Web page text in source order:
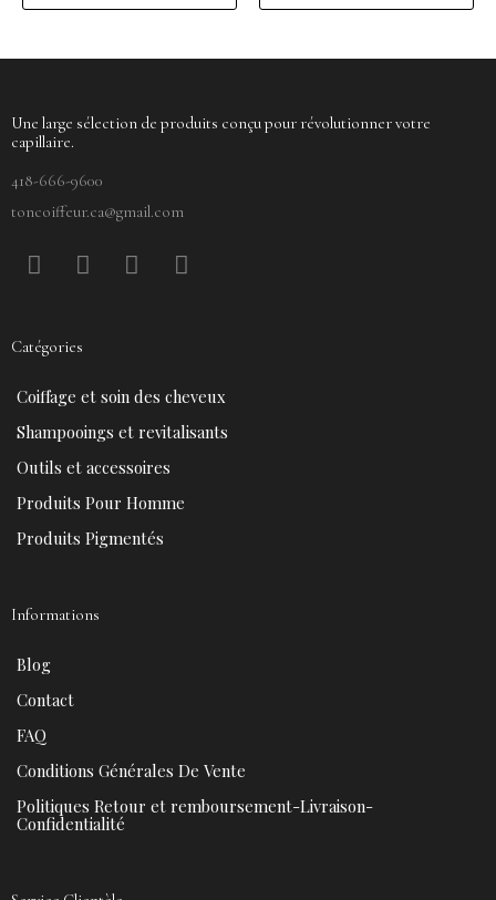
Une large sélection de produits conçu pour révolutionner votre
capillaire.
418-666-9600
toncoiffeur.ca@gmail.com
F
a
b
o
o
k
P
i
e
e
s
t
Y
o
b
e
I
n
r
a
Catégories
Coiffage et soin des cheveux
Shampooings et revitalisants
Outils et accessoires
Produits Pour Homme
Produits Pigmentés
Informations
Blog
Contact
FAQ
Conditions Générales De Vente
Politiques Retour et remboursement-Livraison-
Confidentialité